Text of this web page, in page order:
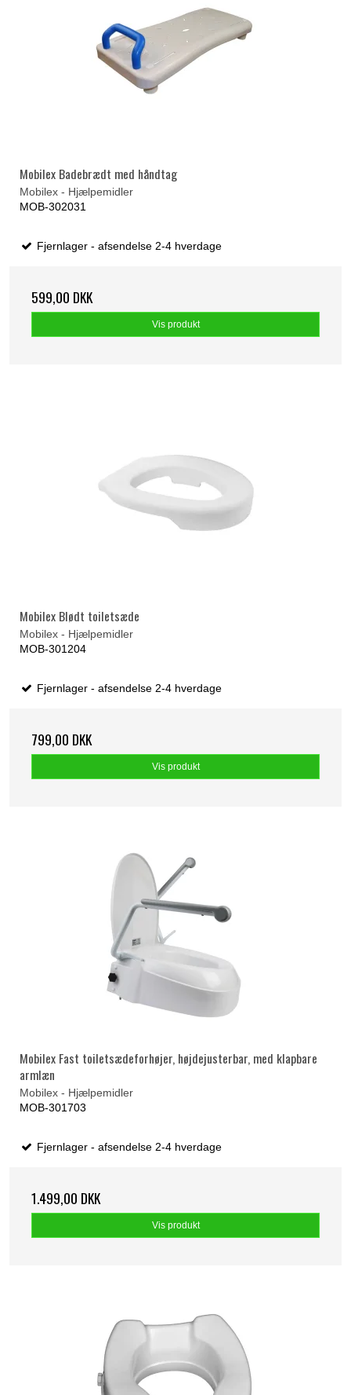
Mobilex Badebrædt med håndtag
Mobilex - Hjælpemidler
MOB-302031
Fjernlager - afsendelse 2-4 hverdage
599,00 DKK
Vis produkt
Mobilex Blødt toiletsæde
Mobilex - Hjælpemidler
MOB-301204
Fjernlager - afsendelse 2-4 hverdage
799,00 DKK
Vis produkt
Mobilex Fast toiletsædeforhøjer, højdejusterbar, med klapbare
armlæn
Mobilex - Hjælpemidler
MOB-301703
Fjernlager - afsendelse 2-4 hverdage
1.499,00 DKK
Vis produkt